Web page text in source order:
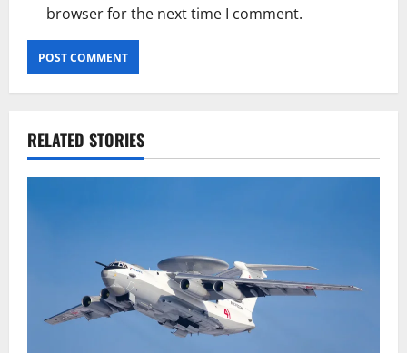
browser for the next time I comment.
RELATED STORIES